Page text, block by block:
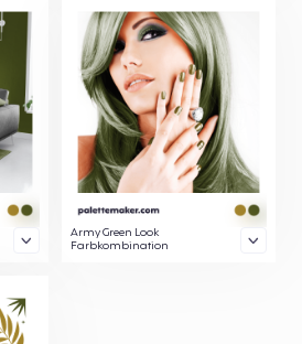
Army Green Look
Farbkombination